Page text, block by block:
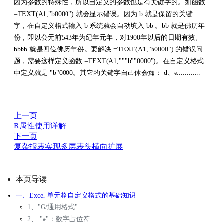
因为参数的特殊性，所以自定义的参数也是有关键字的。如函数
=TEXT(A1,"b0000") 就会显示错误。因为 b 就是保留的关键
字，在自定义格式输入 b 系统就会自动填入 bb 。bb 就是佛历年
份，即以公元前543年为纪年元年，对1900年以后的日期有效。
bbbb 就是四位佛历年份。要解决 =TEXT(A1,"b0000") 的错误问
题，需要这样定义函数 =TEXT(A1,"""b""0000")。在自定义格式
中定义就是 "b"0000。其它的关键字自己体会如： d、e............
上一页
R属性使用详解
下一页
复杂报表实现多层表头横向扩展
本页导读
一、Excel 单元格自定义格式的基础知识
1、"G/通用格式"
2、 "#"：数字占位符